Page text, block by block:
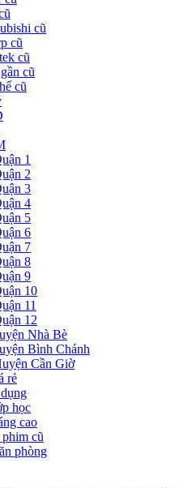
cũ
cũ
cũ
cũ
cũ
1
2
3
4
5
6
7
8
9
10
11
12
Nhà Bè
Bình Chánh
Cần Giờ
rẻ
học
cao
cũ
phòng